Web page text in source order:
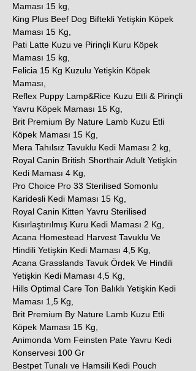
Maması 15 kg,
King Plus Beef Dog Biftekli Yetişkin Köpek
Maması 15 Kg,
Pati Latte Kuzu ve Pirinçli Kuru Köpek
Maması 15 kg,
Felicia 15 Kg Kuzulu Yetişkin Köpek
Maması,
Reflex Puppy Lamp&Rice Kuzu Etli & Pirinçli
Yavru Köpek Maması 15 Kg,
Brit Premium By Nature Lamb Kuzu Etli
Köpek Maması 15 Kg,
Mera Tahılsız Tavuklu Kedi Maması 2 kg,
Royal Canin British Shorthair Adult Yetişkin
Kedi Maması 4 Kg,
Pro Choice Pro 33 Sterilised Somonlu
Karidesli Kedi Maması 15 Kg,
Royal Canin Kitten Yavru Sterilised
Kısırlaştırılmış Kuru Kedi Maması 2 Kg,
Acana Homestead Harvest Tavuklu Ve
Hindili Yetişkin Kedi Maması 4,5 Kg,
Acana Grasslands Tavuk Ördek Ve Hindili
Yetişkin Kedi Maması 4,5 Kg,
Hills Optimal Care Ton Balıklı Yetişkin Kedi
Maması 1,5 Kg,
Brit Premium By Nature Lamb Kuzu Etli
Köpek Maması 15 Kg,
Animonda Vom Feinsten Pate Yavru Kedi
Konservesi 100 Gr
Bestpet Tunalı ve Hamsili Kedi Pouch